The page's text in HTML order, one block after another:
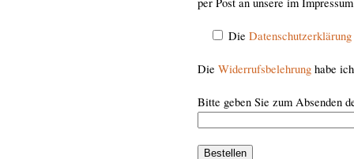
Die Datenschutzerklärung
Die Widerrufsbelehrung habe
Bitte geben Sie zum Absenden